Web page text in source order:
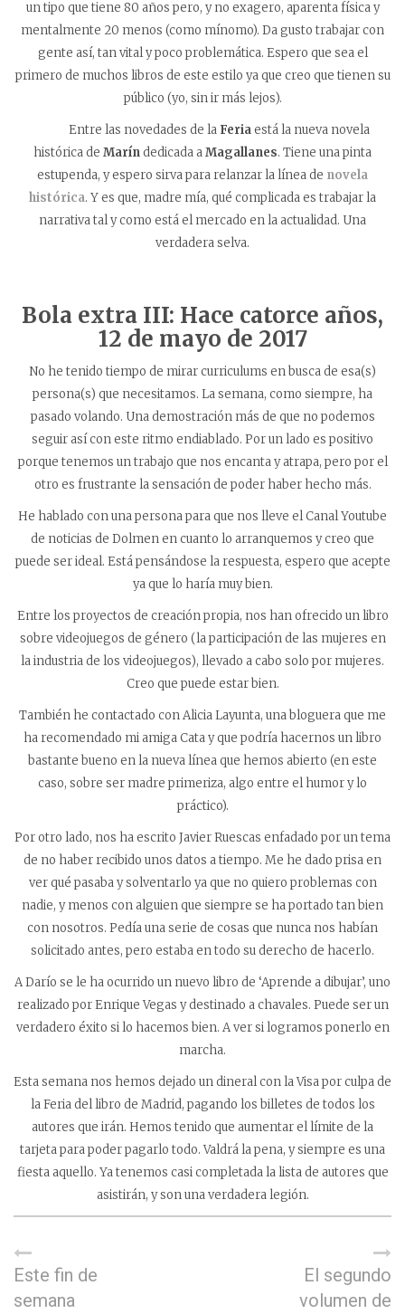
un tipo que tiene 80 años pero, y no exagero, aparenta física y
mentalmente 20 menos (como mínomo). Da gusto trabajar con
gente así, tan vital y poco problemática. Espero que sea el
primero de muchos libros de este estilo ya que creo que tienen su
público (yo, sin ir más lejos).
Entre las novedades de la Feriaestá la nueva novela
histórica de Maríndedicada aMagallanes. Tiene una pinta
estupenda, y espero sirva para relanzar la línea de novela
histórica. Y es que, madre mía, qué complicada es trabajar la
narrativa tal y como está el mercado en la actualidad. Una
verdadera selva.
Bola extra III: Hace catorce años,
12 de mayo de 2017
No he tenido tiempo de mirar curriculums en busca de esa(s)
persona(s) que necesitamos. La semana, como siempre, ha
pasado volando. Una demostración más de que no podemos
seguir así con este ritmo endiablado. Por un lado es positivo
porque tenemos un trabajo que nos encanta y atrapa, pero por el
otro es frustrante la sensación de poder haber hecho más.
He hablado con una persona para que nos lleve el Canal Youtube
de noticias de Dolmen en cuanto lo arranquemos y creo que
puede ser ideal. Está pensándose la respuesta, espero que acepte
ya que lo haría muy bien.
Entre los proyectos de creación propia, nos han ofrecido un libro
sobre videojuegos de género (la participación de las mujeres en
la industria de los videojuegos), llevado a cabo solo por mujeres.
Creo que puede estar bien.
También he contactado con Alicia Layunta, una bloguera que me
ha recomendado mi amiga Cata y que podría hacernos un libro
bastante bueno en la nueva línea que hemos abierto (en este
caso, sobre ser madre primeriza, algo entre el humor y lo
práctico).
Por otro lado, nos ha escrito Javier Ruescas enfadado por un tema
de no haber recibido unos datos a tiempo. Me he dado prisa en
ver qué pasaba y solventarlo ya que no quiero problemas con
nadie, y menos con alguien que siempre se ha portado tan bien
con nosotros. Pedía una serie de cosas que nunca nos habían
solicitado antes, pero estaba en todo su derecho de hacerlo.
A Darío se le ha ocurrido un nuevo libro de ‘Aprende a dibujar’, uno
realizado por Enrique Vegas y destinado a chavales. Puede ser un
verdadero éxito si lo hacemos bien. A ver si logramos ponerlo en
marcha.
Esta semana nos hemos dejado un dineral con la Visa por culpa de
la Feria del libro de Madrid, pagando los billetes de todos los
autores que irán. Hemos tenido que aumentar el límite de la
tarjeta para poder pagarlo todo. Valdrá la pena, y siempre es una
fiesta aquello. Ya tenemos casi completada la lista de autores que
asistirán, y son una verdadera legión.
Este fin de
semana
El segundo
volumen de